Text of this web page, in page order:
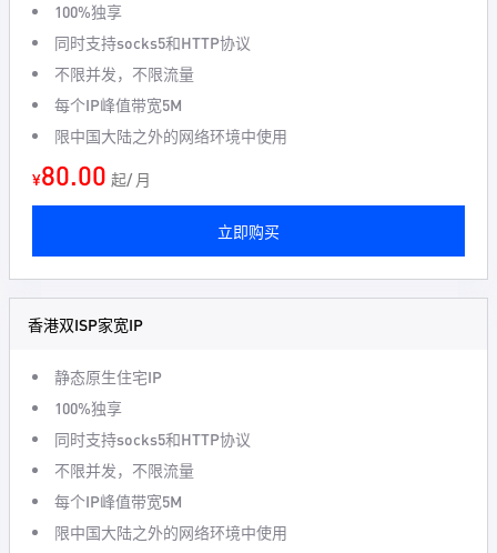
100%独享
同时支持socks5和HTTP协议
不限并发，不限流量
每个IP峰值带宽5M
限中国大陆之外的网络环境中使用
¥80.00 起/ 月
立即购买
香港双ISP家宽IP
静态原生住宅IP
100%独享
同时支持socks5和HTTP协议
不限并发，不限流量
每个IP峰值带宽5M
限中国大陆之外的网络环境中使用